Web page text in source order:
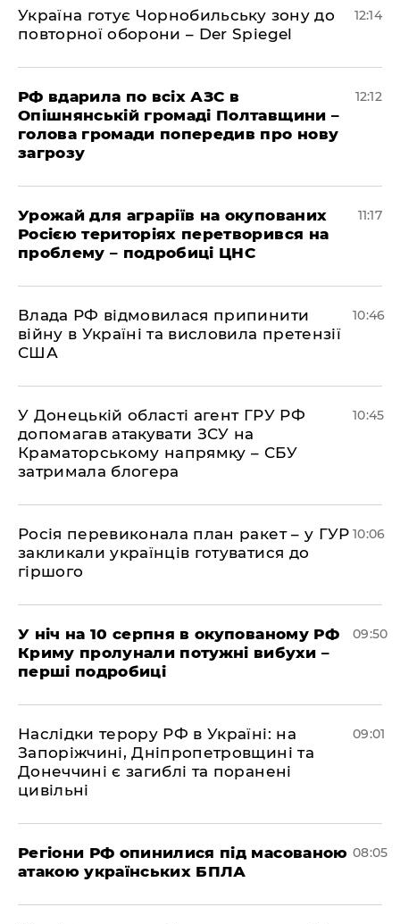
Україна готує Чорнобильську зону до
повторної оборони – Der Spiegel
12:14
РФ вдарила по всіх АЗС в
Опішнянській громаді Полтавщини –
голова громади попередив про нову
загрозу
12:12
Урожай для аграріїв на окупованих
Росією територіях перетворився на
проблему – подробиці ЦНС
11:17
Влада РФ відмовилася припинити
війну в Україні та висловила претензії
США
10:46
У Донецькій області агент ГРУ РФ
допомагав атакувати ЗСУ на
Краматорському напрямку – СБУ
затримала блогера
10:45
Росія перевиконала план ракет – у ГУР
закликали українців готуватися до
гіршого
10:06
У ніч на 10 серпня в окупованому РФ
Криму пролунали потужні вибухи –
перші подробиці
09:50
Наслідки терору РФ в Україні: на
Запоріжчині, Дніпропетровщині та
Донеччині є загиблі та поранені
цивільні
09:01
Регіони РФ опинилися під масованою
атакою українських БПЛА
08:05